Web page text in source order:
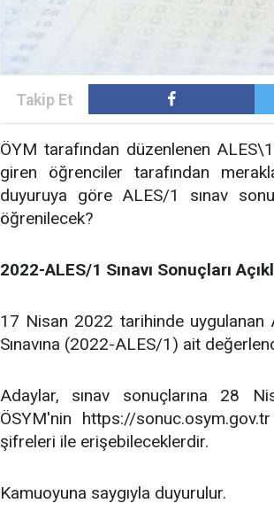
ÖYM tarafından düzenlenen ALES\1
giren öğrenciler tarafından
duyuruya göre ALES/1 sınav
öğrenilecek?
2022-ALES/1 Sınavı Sonuçları
17 Nisan 2022 tarihinde uygulanan
Sınavına (2022-ALES/1) ait
Adaylar, sınav sonuçlarına 28
ÖSYM'nin https://
şifreleri ile erişebileceklerdir.
Kamuoyuna saygıyla duyurulur.